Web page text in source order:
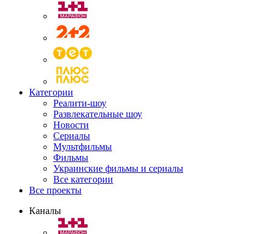
Категории
Реалити-шоу
Развлекательные шоу
Новости
Сериалы
Мультфильмы
Фильмы
Украинские фильмы и сериалы
Все категории
Все проекты
Каналы